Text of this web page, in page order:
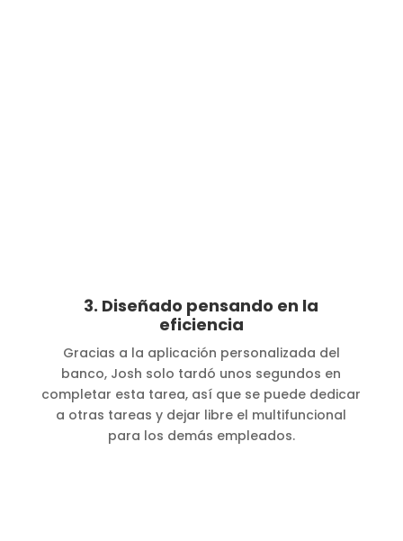
3. Diseñado pensando en la
eficiencia
Gracias a la aplicación personalizada del
banco, Josh solo tardó unos segundos en
completar esta tarea, así que se puede dedicar
a otras tareas y dejar libre el multifuncional
para los demás empleados.